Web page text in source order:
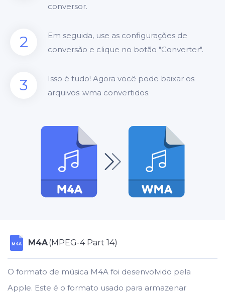
conversor.
2
Em seguida, use as configurações de
conversão e clique no botão "Converter".
3
Isso é tudo! Agora você pode baixar os
arquivos .wma convertidos.
M4A M4A(MPEG-4 Part 14)
O formato de música M4A foi desenvolvido pela
Apple. Este é o formato usado para armazenar